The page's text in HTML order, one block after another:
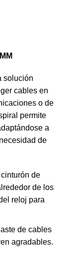
solución
cables en
o de
permite
a
de
de
de los
reloj para
de cables
agradables.